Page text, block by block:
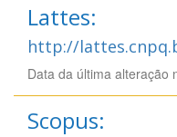
Lattes:
http://
Data da última alteração
Scopus: